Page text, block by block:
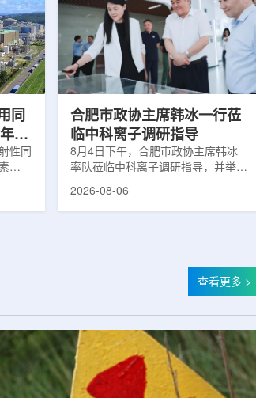
，集
台
放
学医
Media/Adobe Stock)这项 imPACT
评估由国际原子能机构、世界卫生组
织/泛美卫生组织和国际癌症研究机
构共同开展，应巴哈马卫生与健康部
请求进行，重点评估该国癌症防控能
力和实际需求。6月9日至11日，专
同
商
性同
化目
可用
疾病
物
合肥市政协主席韩冰一行莅
临中科离子调研指导
8月4日下午，合肥市政协主席韩冰
率队莅临中科离子调研指导，并举行
座谈交流。市人大常委会副主任雍凤
经理陈永华，副总经理丁开忠、李
俊、光若怀陪同。韩冰一行详细了解
破、成果转化落地及产业化发展等方
面开...
2026-08-06
查看更多 >